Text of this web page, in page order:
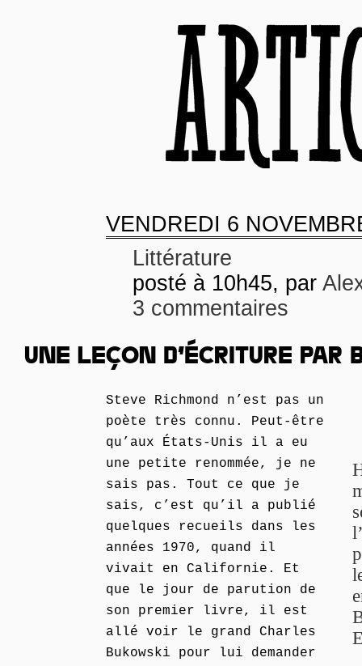
VENDREDI 6
Littérature
posté à 10h45, par
3 commentaires
UNE LEÇON D’ÉCRITURE PAR
Steve Richmond n’est pas un
poète très connu. Peut-être
qu’aux États-Unis il a eu
une petite renommée, je ne
sais pas. Tout ce que je
sais, c’est qu’il a publié
quelques recueils dans les
années 1970, quand il
vivait en Californie. Et
que le jour de parution de
son premier livre, il est
allé voir le grand Charles
Bukowski pour lui demander